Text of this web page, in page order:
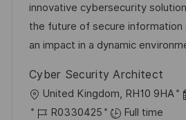
o
n
D
a
t
g
o
r
innovative cybersecurity
the future of secure information
an impact in a dynamic
Cyber Security Architect
L
o
United Kingdom, RH10 9HA
J
R0330425
Full time